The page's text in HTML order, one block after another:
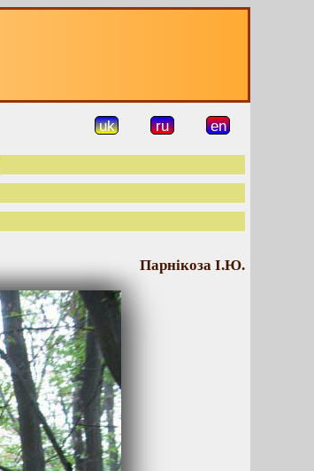
uk ru en
Парнікоза І.Ю.